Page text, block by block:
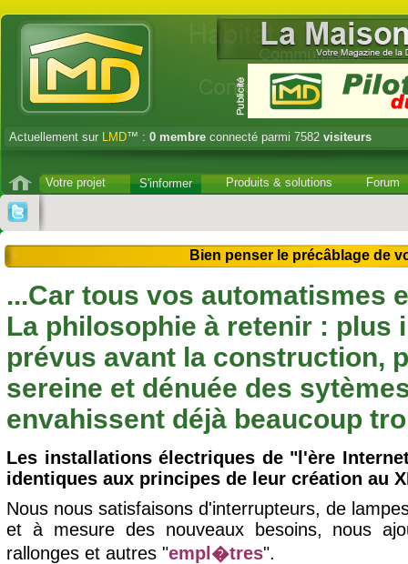
Actuellement sur LMD™ : 0 membre connecté parmi 7582 visiteurs
Votre projet S'informer Produits & solutions Forum
Bien penser le précâblage de
...Car tous vos automatismes
La philosophie à retenir : plus
prévus avant la construction,
sereine et dénuée des
envahissent déjà beaucoup
Les installations électriques de "l'ère
identiques aux principes de leur création au
Nous nous satisfaisons d'interrupteurs, de
et à mesure des nouveaux besoins, nous
rallonges et autres "empl�tres".